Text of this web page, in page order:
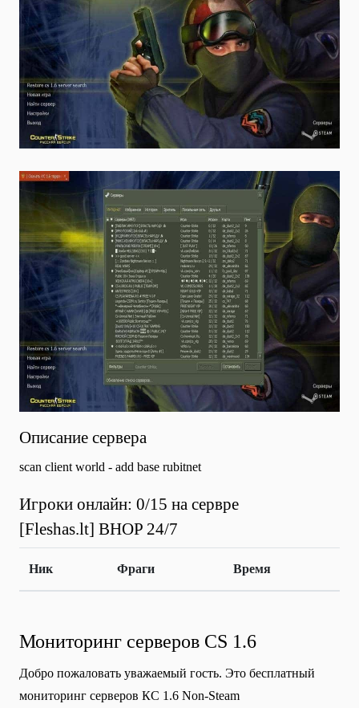
Описание сервера
scan client world - add base rubitnet
Игроки онлайн: 0/15 на сервре
[Fleshas.lt] BHOP 24/7
Ник Фраги Время
Мониторинг серверов CS 1.6
Добро пожаловать уважаемый гость. Это бесплатный
мониторинг серверов КС 1.6 Non-Steam